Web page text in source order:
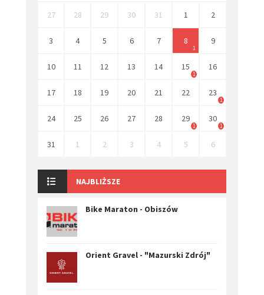
27 28 29 30 31 1 2
3 4 5 6 7 8
1
9
10 11 12 13 14 15
1
16
17 18 19 20 21 22 23
1
24 25 26 27 28 29
1
30
1
31 1 2 3 4 5 6
NAJBLIŻSZE
Bike Maraton - Obiszów
Orient Gravel - "Mazurski Zdrój"